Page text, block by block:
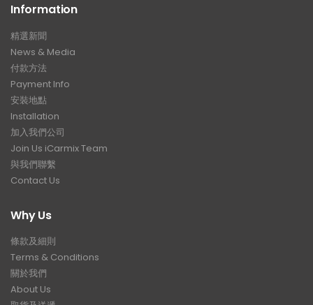
Information
精選新聞
News & Media
付款方法
Payment Info
安裝地點
Installation
加入我們公司
Join Us iCarmix Team
與我們聯繫
Contact Us
Why Us
條款及細則
Terms & Conditions
關於我們
About Us